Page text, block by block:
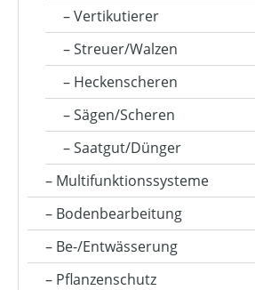
FLÄCHENLEISTUNG MAX (IN M²)
GESCHWINDIGKEIT MAX (IN KM/H)
HUBRAUM (IN CM³)
KLASSIFIZIERUNG
MOTOR-ZYLINDERANZAHL
Vertikutierer
Streuer/Walzen
Heckenscheren
Sägen/Scheren
Saatgut/Dünger
Multifunktionssysteme
Bodenbearbeitung
Be-/Entwässerung
Pflanzenschutz